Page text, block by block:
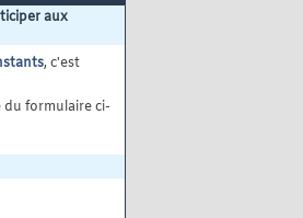
aux
, c'est
du formulaire ci-